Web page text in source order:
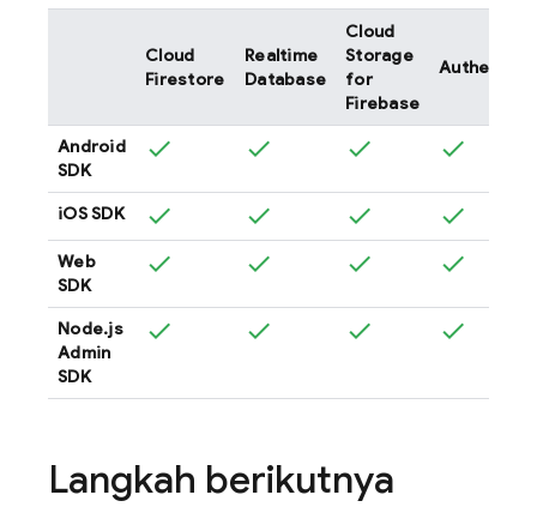
Cloud
Firestore
Realtime
Database
Cloud
Storage
for
Firebase
Android
SDK
iOS SDK
Web
SDK
Node.js
Admin
SDK
Langkah berikutnya